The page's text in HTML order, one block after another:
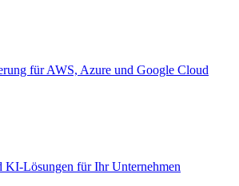
für AWS, Azure und Google Cloud
KI-Lösungen für Ihr Unternehmen